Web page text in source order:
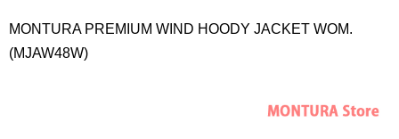
MONTURA PREMIUM WIND HOODY JACKET WOM.
(MJAW48W)